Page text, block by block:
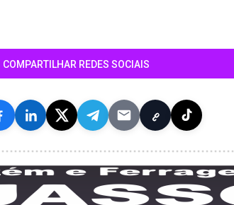
COMPARTILHAR REDES SOCIAIS